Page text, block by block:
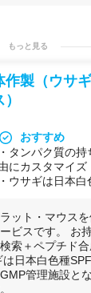
もっと見る
製（ウサ
おすすめ
・タンパク質の
にカスタマイズ
・ウサギは日本
ット・マウス
ビスです。 お
索＋ペプチド
日本白色種
管理施設と